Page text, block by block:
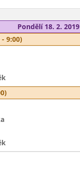
Pondělí 18. 2. 2019
9:00)